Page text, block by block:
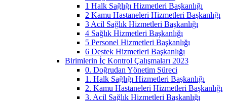
1 Halk Sağlığı Hizmetleri Başkanlığı
2 Kamu Hastaneleri Hizmetleri Başkanlığı
3 Acil Sağlık Hizmetleri Başkanlığı
4 Sağlık Hizmetleri Başkanlığı
5 Personel Hizmetleri Başkanlığı
6 Destek Hizmetleri Başkanlığı
Birimlerin İç Kontrol Çalışmaları 2023
0. Doğrudan Yönetim Süreci
1. Halk Sağlığı Hizmetleri Başkanlığı
2. Kamu Hastaneleri Hizmetleri Başkanlığı
3. Acil Sağlık Hizmetleri Başkanlığı